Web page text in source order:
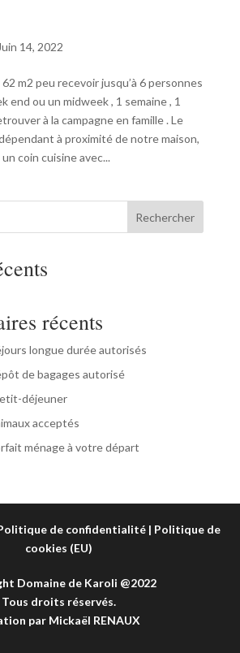
Juin 14, 2022
m2 peu recevoir jusqu’à 6 personnes
end ou un midweek , 1 semaine , 1
à la campagne en famille . Le
à proximité de notre maison,
coin cuisine avec...
Rechercher
récents
longue durée autorisés
de bagages autorisé
déjeuner
acceptés
ménage à votre départ
de confidentialité | Politique de
cookies (EU)
Domaine de Karoli @2022
Tous droits réservés.
par Mickaël RENAUX